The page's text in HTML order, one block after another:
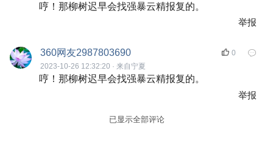
哼！那柳树迟早会找强暴云精报复的。
举报
360网友2987803690
2023-10-26 12:32:20 · 来自宁夏
0
哼！那柳树迟早会找强暴云精报复的。
举报
已显示全部评论